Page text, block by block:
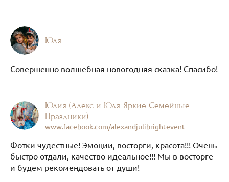
Юля
Совершенно волшебная новогодняя сказка! Спасибо!
Юлия (Алекс и Юля Яркие Семейные
Праздники)
www.facebook.com/alexandjulibrightevent
Фотки чудестные! Эмоции, восторги, красота!!! Очень
быстро отдали, качество идеальное!!! Мы в восторге
и будем рекомендовать от души!